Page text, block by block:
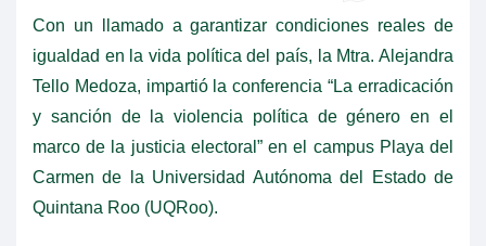
Con un llamado a garantizar condiciones reales de
igualdad en la vida política del país, la Mtra. Alejandra
Tello Medoza, impartió la conferencia “La erradicación
y sanción de la violencia política de género en el
marco de la justicia electoral” en el campus Playa del
Carmen de la Universidad Autónoma del Estado de
Quintana Roo (UQRoo).